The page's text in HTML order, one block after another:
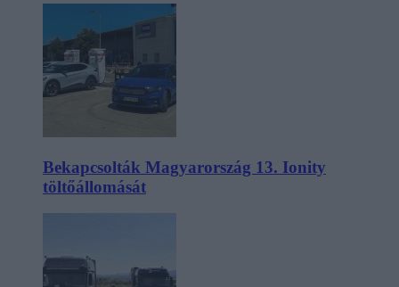
Bekapcsolták Magyarország 13. Ionity
töltőállomását